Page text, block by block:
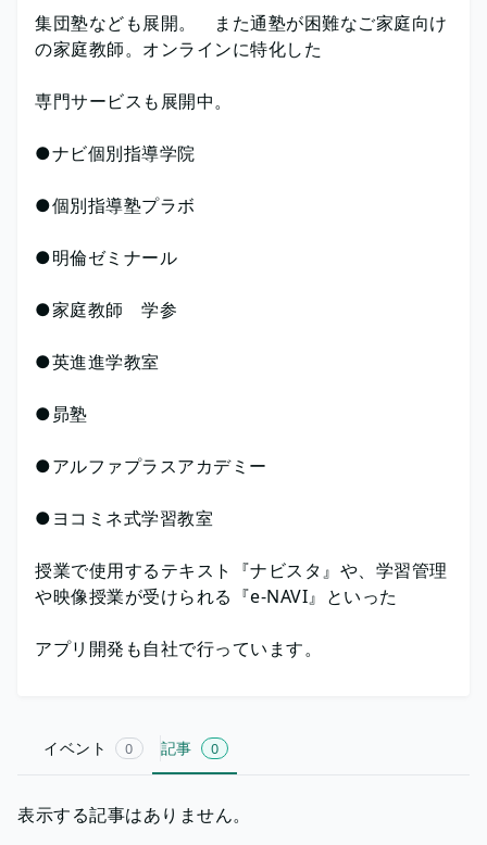
集団塾なども展開。 また通塾が困難なご家庭向け
の家庭教師。オンラインに特化した
専門サービスも展開中。
●ナビ個別指導学院
●個別指導塾プラボ
●明倫ゼミナール
●家庭教師 学参
●英進進学教室
●昴塾
●アルファプラスアカデミー
●ヨコミネ式学習教室
授業で使用するテキスト『ナビスタ』や、学習管理
や映像授業が受けられる『e-NAVI』といった
アプリ開発も自社で行っています。
イベント 0 記事 0
表示する記事はありません。